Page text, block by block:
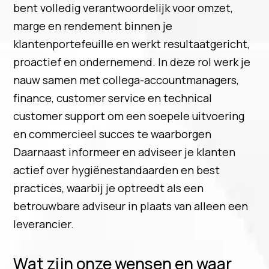
bent volledig verantwoordelijk voor omzet,
marge en rendement binnen je
klantenportefeuille en werkt resultaatgericht,
proactief en ondernemend. In deze rol werk je
nauw samen met collega-accountmanagers,
finance, customer service en technical
customer support om een soepele uitvoering
en commercieel succes te waarborgen
Daarnaast informeer en adviseer je klanten
actief over hygiënestandaarden en best
practices, waarbij je optreedt als een
betrouwbare adviseur in plaats van alleen een
leverancier.
Wat zijn onze wensen en waar